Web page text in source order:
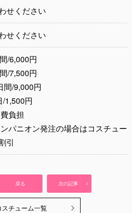
せください
せください
/6,000円
/7,500円
間/9,000円
/1,500円
負担
パニオン発注の場合はコスチュー
引
戻る 次の記事
スチューム一覧